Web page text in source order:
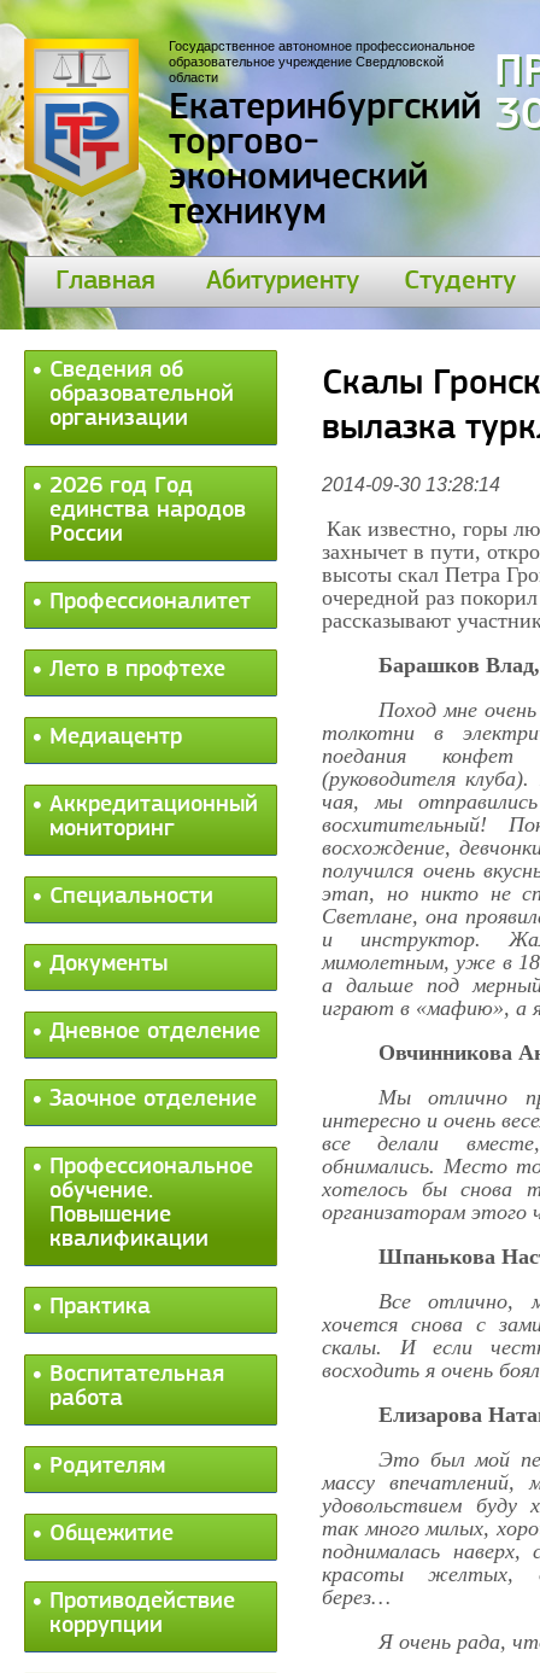
Государственное автономное профессиональное
образовательное учреждение Свердловской
области
Екатеринбургский
торгово-
экономический
техникум
Главная Абитуриенту Студенту
Сведения об
образовательной
организации
2026 год Год
единства народов
России
Профессионалитет
Лето в профтехе
Медиацентр
Аккредитационный
мониторинг
Специальности
Документы
Дневное отделение
Заочное отделение
Профессиональное
обучение.
Повышение
квалификации
Практика
Воспитательная
работа
Родителям
Общежитие
Противодействие
коррупции
Скалы
вылазка
2014-09-30 13:28:14
Как известно, горы
захнычет в пути,
высоты скал Петра
очередной раз
рассказывают
Барашков
Поход мне очень
толкотни в
поедания
(руководителя
чая, мы
восхитительный!
восхождение,
получился очень
этап, но никто не
Светлане, она
и инструктор.
мимолетным, уже в
а дальше под
играют в «мафию», а
Овчинникова
Мы отлично
интересно и очень
все делали
обнимались. Место
хотелось бы снова
организаторам этого
Шпанькова
Все отлично,
хочется снова с
скалы. И если
восходить я очень
Елизарова
Это был мой
массу
удовольствием
так много милых,
поднималась наверх,
красоты желтых,
берез…
Я очень рада,